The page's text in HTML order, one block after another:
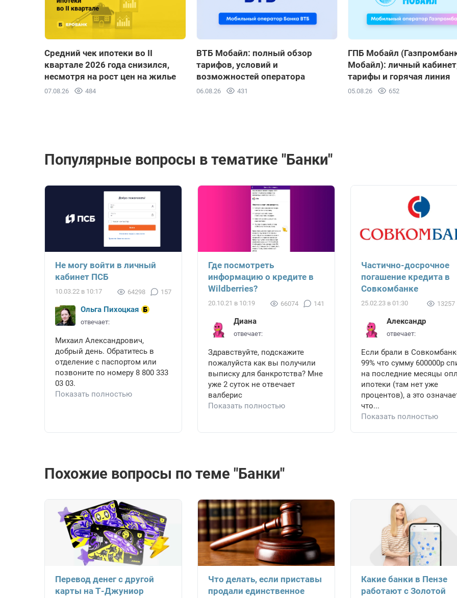
Средний чек ипотеки во II
квартале 2026 года снизился,
несмотря на рост цен на жилье
07.08.26 484
ВТБ Мобайл: полный обзор
тарифов, условий и
возможностей оператора
06.08.26 431
ГПБ Мобайл
Мобайл): личный
тарифы и горячая линия
05.08.26 652
Популярные вопросы в тематике "Банки"
Не могу войти в личный
кабинет ПСБ
10.03.22 в 10:17 64298 157
Ольга Пихоцкая
отвечает:
Михаил Александрович,
добрый день. Обратитесь в
отделение с паспортом или
позвоните по номеру 8 800 333
03 03.
Показать полностью
Где посмотреть
информацию о кредите в
Wildberries?
20.10.21 в 10:19 66074 141
Диана
отвечает:
Здравствуйте, подскажите
пожалуйста как вы получили
выписку для банкротства? Мне
уже 2 суток не отвечает
валберис
Показать полностью
Частично-досрочное
погашение кредита в
Совкомбанке
25.02.23 в 01:30 13257
Александр
отвечает:
Если брали в
99% что сумму 600000р
на последние месяцы
ипотеки (там нет уже
процентов), а это
что...
Показать полностью
Похожие вопросы по теме "Банки"
Перевод денег с другой
карты на Т-Джуниор
Что делать, если приставы
продали единственное
Какие банки в Пензе
работают с Золотой